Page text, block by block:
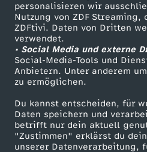
personalisieren wir
Nutzung von ZDF Streaming,
ZDFtivi. Daten von Dritten
verwendet.
• Social Media und externe
Social-Media-Tools und
Anbietern. Unter anderem
zu ermöglichen.
Du kannst entscheiden, für
Daten speichern und
betrifft nur dein aktuell
"Zustimmen" erklärst du
unserer Datenverarbeitung,
r
F
a
m
i
ZDF Unternehmen
Karriere
ZDF goes Schule
Werbefernsehen
Mainzelmännchen